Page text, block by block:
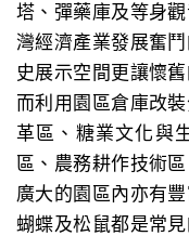
塔、彈藥庫及等身
灣經濟產業發展奮
史展示空間更讓懷
而利用園區倉庫改
革區、糖業文化與
區、農務耕作技術
廣大的園區內亦有
蝴蝶及松鼠都是常